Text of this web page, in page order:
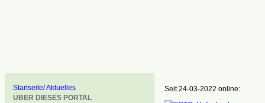
Startseite/ Aktuelles
ÜBER DIESES PORTAL
Seit 24-03-2022 online: